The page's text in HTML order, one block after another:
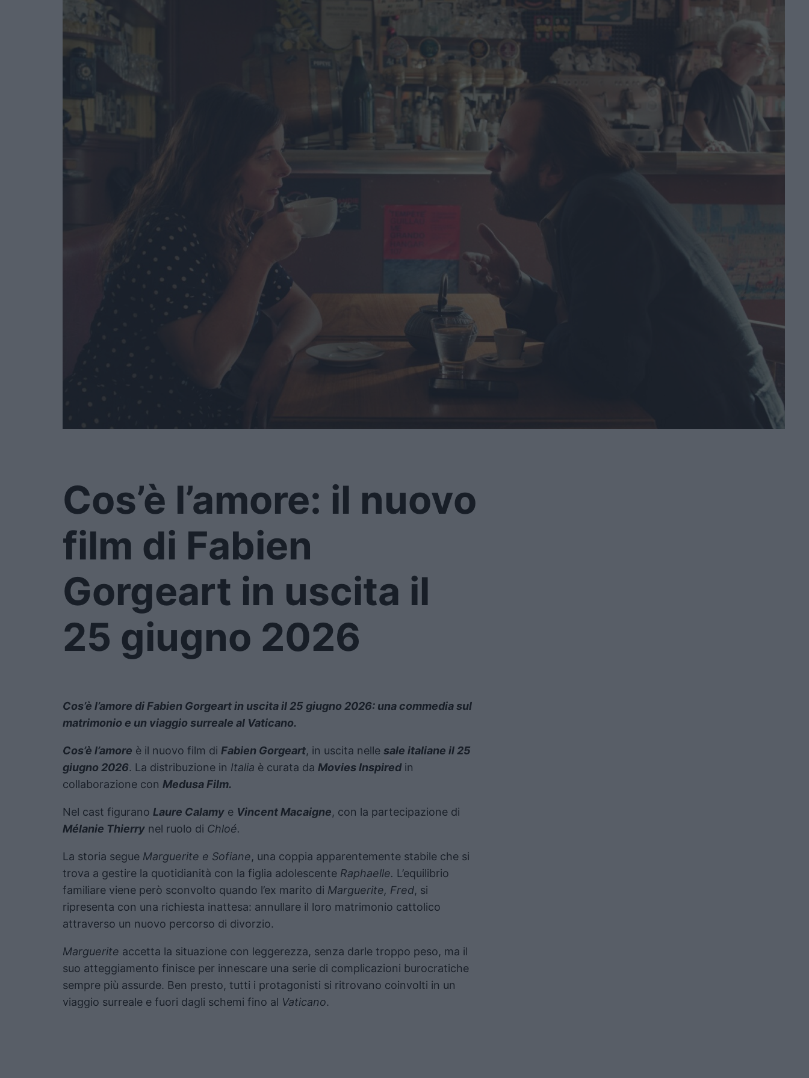
Cos’è l’amore: il nuovo
film di Fabien
Gorgeart in uscita il
25 giugno 2026
Cos’è l’amore diFabien Gorgeartin uscita il 25 giugno 2026: una commedia sul
matrimonio e un viaggio surreale al Vaticano.
Cos’è l’amore è il nuovo film di Fabien Gorgeart, in uscita nelle sale italiane il 25
giugno 2026. La distribuzione in Italia è curata da Movies Inspiredin
collaborazione con Medusa Film.
Nel cast figurano Laure Calamy e Vincent Macaigne, con la partecipazione di
Mélanie Thierry nel ruolo di Chloé.
La storia segue Marguerite e Sofiane, una coppia apparentemente stabile che si
trova a gestire la quotidianità con la figlia adolescente Raphaelle. L’equilibrio
familiare viene però sconvolto quando l’ex marito di Marguerite, Fred, si
ripresenta con una richiesta inattesa: annullare il loro matrimonio cattolico
attraverso un nuovo percorso di divorzio.
Marguerite accetta la situazione con leggerezza, senza darle troppo peso, ma il
suo atteggiamento finisce per innescare una serie di complicazioni burocratiche
sempre più assurde. Ben presto, tutti i protagonisti si ritrovano coinvolti in un
viaggio surreale e fuori dagli schemi fino al Vaticano.
Nolan torna ai
di Emanuela Giuliani
Sadie Sink parla di
Jean Grey: “Non è
una cattiva”, il
nuovo volto degli
X-Men nel MCU
Serpenti: il trailer e